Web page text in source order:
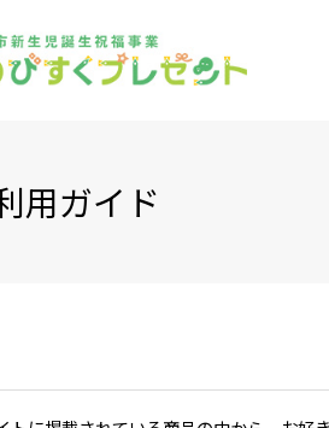
用ガイド